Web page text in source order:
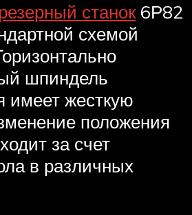
станок6Р82
схемой
шпиндель
имеет жесткую
положения
за счет
в различных